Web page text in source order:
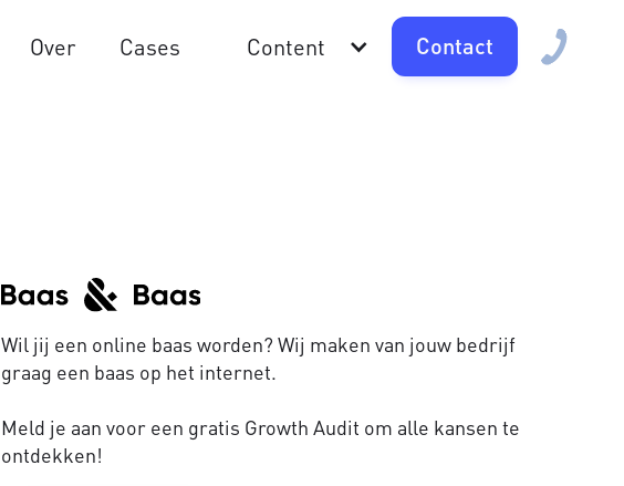
Over Cases Content Contact
Wil jij een online baas worden? Wij maken van jouw bedrijf
graag een baas op het internet.
Meld je aan voor een gratis Growth Audit om alle kansen te
ontdekken!